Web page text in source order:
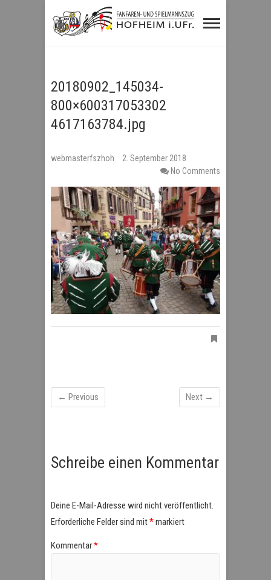
Fanfaren- und
Spielmannszug
20180902_145034-
800×600317053302
4617163784.jpg
webmasterfszhoh
2. September 2018
No Comments
← Previous Next →
Schreibe einen Kommentar
Deine E-Mail-Adresse wird nicht veröffentlicht.
Erforderliche Felder sind mit*markiert
Kommentar*